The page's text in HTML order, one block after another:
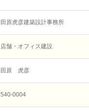
田原虎彦建築設計事務所
店舗・オフィス建設
田原 虎彦
540-0004